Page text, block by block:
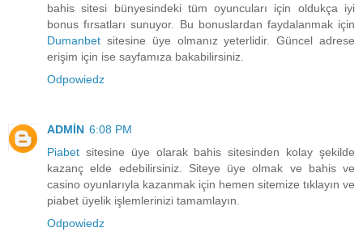
bahis sitesi bünyesindeki tüm oyuncuları için oldukça iyi
bonus fırsatları sunuyor. Bu bonuslardan faydalanmak için
Dumanbet sitesine üye olmanız yeterlidir. Güncel adrese
erişim için ise sayfamıza bakabilirsiniz.
Odpowiedz
ADMİN 6:08 PM
Piabet sitesine üye olarak bahis sitesinden kolay şekilde
kazanç elde edebilirsiniz. Siteye üye olmak ve bahis ve
casino oyunlarıyla kazanmak için hemen sitemize tıklayın ve
piabet üyelik işlemlerinizi tamamlayın.
Odpowiedz